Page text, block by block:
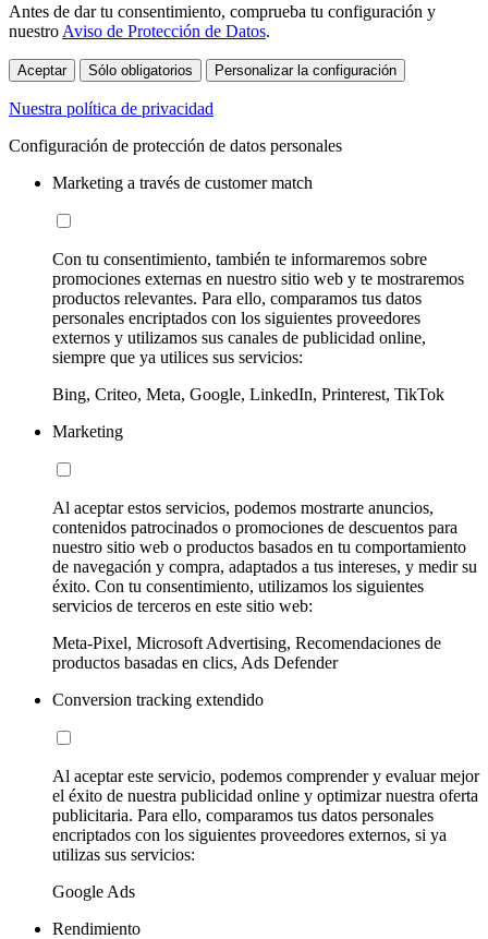
Antes de dar tu consentimiento, comprueba tu configuración y
nuestro Aviso de Protección de Datos.
Aceptar Sólo obligatorios Personalizar la configuración
Nuestra política de privacidad
Configuración de protección de datos personales
Marketing a través de customer match
Con tu consentimiento, también te informaremos sobre
promociones externas en nuestro sitio web y te mostraremos
productos relevantes. Para ello, comparamos tus datos
personales encriptados con los siguientes proveedores
externos y utilizamos sus canales de publicidad online,
siempre que ya utilices sus servicios:
Bing, Criteo, Meta, Google, LinkedIn, Printerest, TikTok
Marketing
Al aceptar estos servicios, podemos mostrarte anuncios,
contenidos patrocinados o promociones de descuentos para
nuestro sitio web o productos basados en tu comportamiento
de navegación y compra, adaptados a tus intereses, y medir su
éxito. Con tu consentimiento, utilizamos los siguientes
servicios de terceros en este sitio web:
Meta-Pixel, Microsoft Advertising, Recomendaciones de
productos basadas en clics, Ads Defender
Conversion tracking extendido
Al aceptar este servicio, podemos comprender y evaluar mejor
el éxito de nuestra publicidad online y optimizar nuestra oferta
publicitaria. Para ello, comparamos tus datos personales
encriptados con los siguientes proveedores externos, si ya
utilizas sus servicios:
Google Ads
Rendimiento